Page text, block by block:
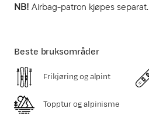
NB! Airbag-patron kjøpes separat.
Beste bruksområder
Frikjøring og alpint
Topptur og alpinisme